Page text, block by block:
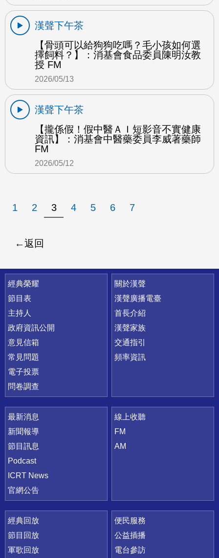
漢聲下午茶
【骨頭可以給狗狗吃嗎？毛小孩如何選
擇飼料？】：消基會食品委員陳明汝教
授 FM
2026/05/13
漢聲下午茶
【攏係假！假中醫ＡＩ短影音不實健康
資訊】：消基會中醫藥委員李威著藥師
FM
2026/05/12
1 2 3 4 5 6 7
返回
快速連結
經典榮耀
節目表
主持人
政府資訊公開
意見信箱
常見問題
電子投票
問卷調查
關於漢聲
漢聲廣播電臺
首長介紹
漢聲家族
交通指引
頻率資訊
最新消息
新聞報導
節目訊息
Podcast
ICRT News
官網公告
線上收聽
FM
AM
經典回放
節目回放
軍歌回放
便民服務
公益插播
電台參訪